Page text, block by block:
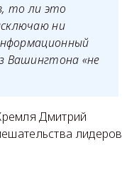
то ли это
ни
Вашингтона «не
Дмитрий
лидеров